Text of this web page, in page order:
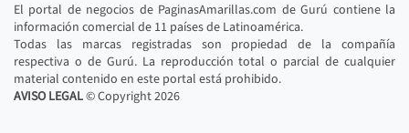
El portal de negocios de PaginasAmarillas.com de Gurú contiene la
información comercial de 11 países de Latinoamérica.
Todas las marcas registradas son propiedad de la compañía
respectiva o de Gurú. La reproducción total o parcial de cualquier
material contenido en este portal está prohibido.
AVISO LEGAL© Copyright2026